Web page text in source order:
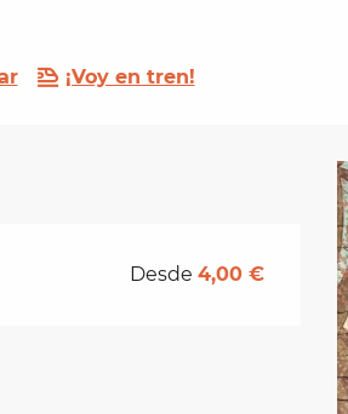
¡Voy en tren!
Desde4,00 €